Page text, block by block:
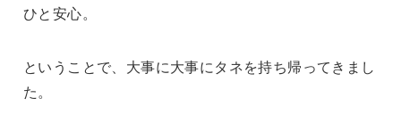
ひと安心。
ということで、大事に大事にタネを持ち帰ってきまし
た。